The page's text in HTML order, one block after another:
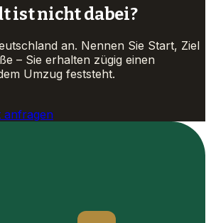
ist nicht dabei?
an. Nennen Sie Start, Ziel
– Sie erhalten zügig einen
Umzug feststeht.
anfragen